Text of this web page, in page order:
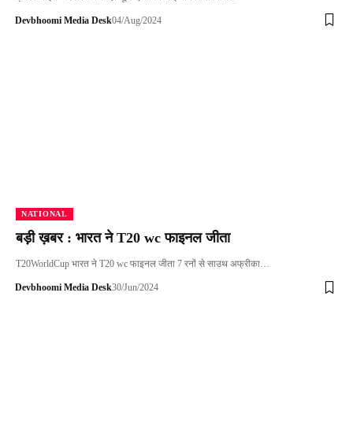
Devbhoomi Media Desk04/Aug/2024
NATIONAL
बड़ी ख़बर : भारत ने T20 wc फाइनल जीता
T20WorldCup भारत ने T20 wc फाइनल जीता 7 रनों से साउथ अफ्रीका…
Devbhoomi Media Desk30/Jun/2024